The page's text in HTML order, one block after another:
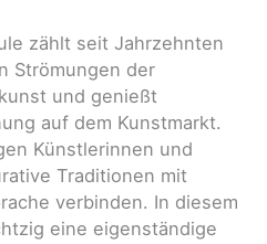
zählt seit Jahrzehnten
Strömungen der
und genießt
auf dem Kunstmarkt.
Künstlerinnen und
Traditionen mit
verbinden. In diesem
eine eigenständige